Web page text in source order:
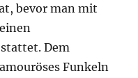
bevor man mit
Dem
Funkeln